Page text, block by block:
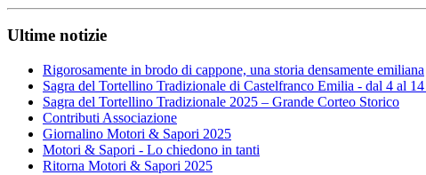
Ultime notizie
Rigorosamente in brodo di cappone, una storia densamente emiliana
Sagra del Tortellino Tradizionale di Castelfranco Emilia - dal 4 al 14
Sagra del Tortellino Tradizionale 2025 – Grande Corteo Storico
Contributi Associazione
Giornalino Motori & Sapori 2025
Motori & Sapori - Lo chiedono in tanti
Ritorna Motori & Sapori 2025